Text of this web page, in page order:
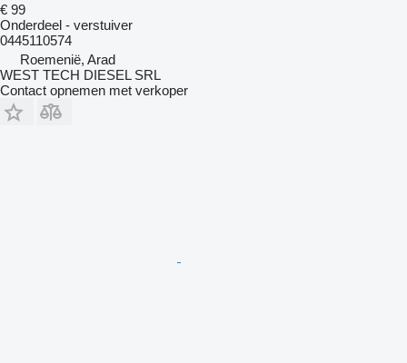
€ 99
Onderdeel - verstuiver
0445110574
Roemenië, Arad
WEST TECH DIESEL SRL
Contact opnemen met verkoper